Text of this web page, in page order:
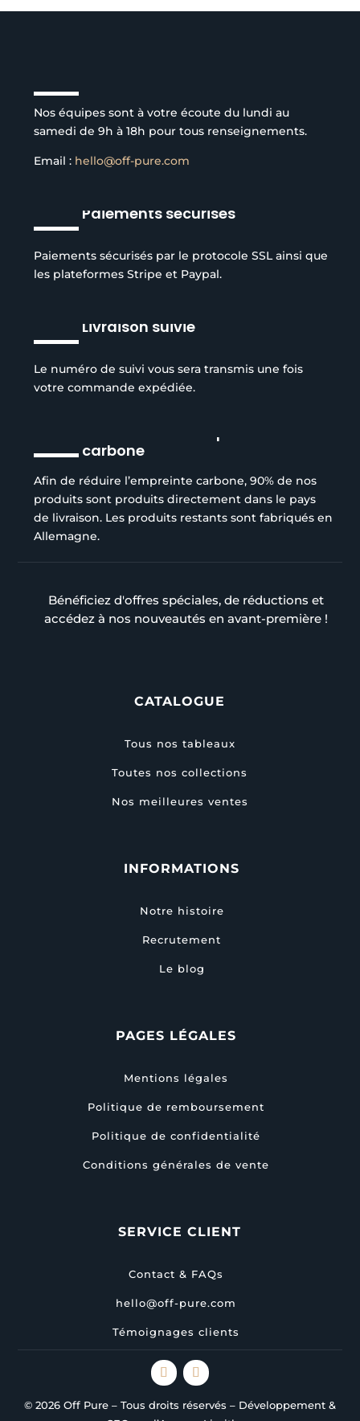
Nos équipes sont à votre écoute du lundi au
samedi de 9h à 18h pour tous renseignements.
Email : hello@off-pure.com
Paiements sécurisés
Paiements sécurisés par le protocole SSL ainsi que
les plateformes Stripe et Paypal.
Livraison suivie
Le numéro de suivi vous sera transmis une fois
votre commande expédiée.
carbone
Afin de réduire l’empreinte carbone, 90% de nos
produits sont produits directement dans le pays
de livraison. Les produits restants sont fabriqués en
Allemagne.
Bénéficiez d'offres spéciales, de réductions et
accédez à nos nouveautés en avant-première !
CATALOGUE
Tous nos tableaux
Toutes nos collections
Nos meilleures ventes
INFORMATIONS
Notre histoire
Recrutement
Le blog
PAGES LÉGALES
Mentions légales
Politique de remboursement
Politique de confidentialité
Conditions générales de vente
SERVICE CLIENT
Contact & FAQs
hello@off-pure.com
Témoignages clients
© 2026 Off Pure – Tous droits réservés – Développement &